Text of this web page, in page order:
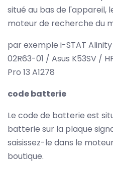
situé au bas de l'appareil,
moteur de recherche du
par exemple i-STAT
02R63-01 / Asus K53SV /
Pro 13 A1278
code batterie
Le code de batterie est
batterie sur la plaque
saisissez-le dans le
boutique.